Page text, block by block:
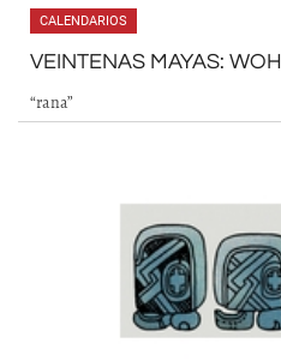
CALENDARIOS
VEINTENAS MAYAS: WOH
“rana”